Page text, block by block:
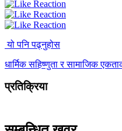
यो पनि पढ्नुहोस
धार्मिक सहिष्णुता र सामाजिक
प्रतिक्रिया